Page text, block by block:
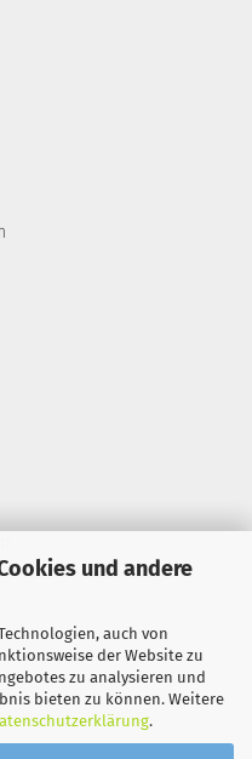
und andere
auch von
der Website zu
zu analysieren und
bieten zu können. Weitere
.